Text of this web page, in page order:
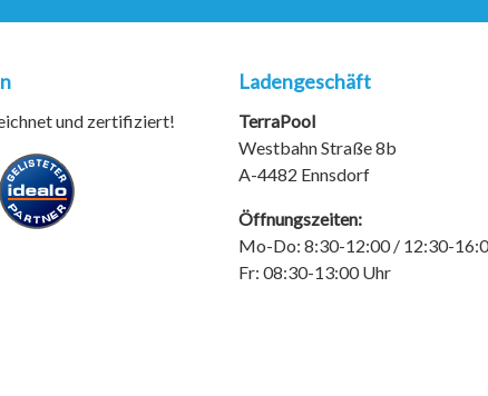
und zertifiziert!
Ladengeschäft
TerraPool
Westbahn Straße 8b
A-4482 Ennsdorf
Öffnungszeiten:
Mo-Do: 8:30-12:00 / 12:30-
Fr: 08:30-13:00 Uhr